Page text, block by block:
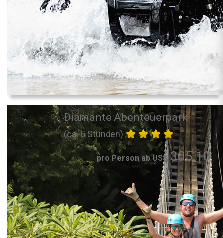
Diamante Abenteuerpark
(ca. 5 Stunden)
pro Person ab US$305.10